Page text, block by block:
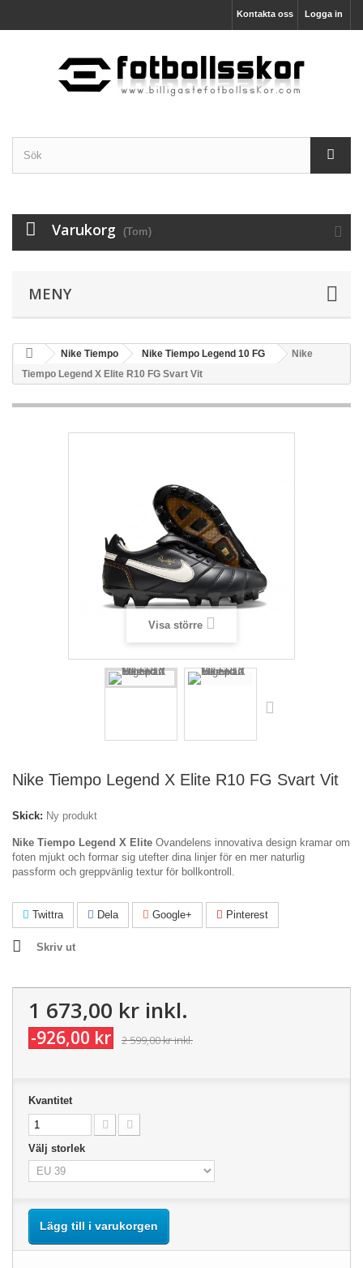
Logga in
Kontakta oss
Varukorg (Tom)
MENY
Nike Tiempo Nike Tiempo Legend 10 FG
Nike
Tiempo Legend X Elite R10 FG Svart Vit
Visa större
Nike Tiempo Legend X Elite R10 FG Svart Vit
Skick: Ny produkt
Nike Tiempo Legend X Elite Ovandelens innovativa design kramar om
foten mjukt och formar sig utefter dina linjer för en mer naturlig
passform och greppvänlig textur för bollkontroll.
Twittra Dela Google+ Pinterest
Skriv ut
1 673,00 kr inkl.
-926,00 kr 2 599,00 krinkl.
Kvantitet
Välj storlek
Lägg till i varukorgen